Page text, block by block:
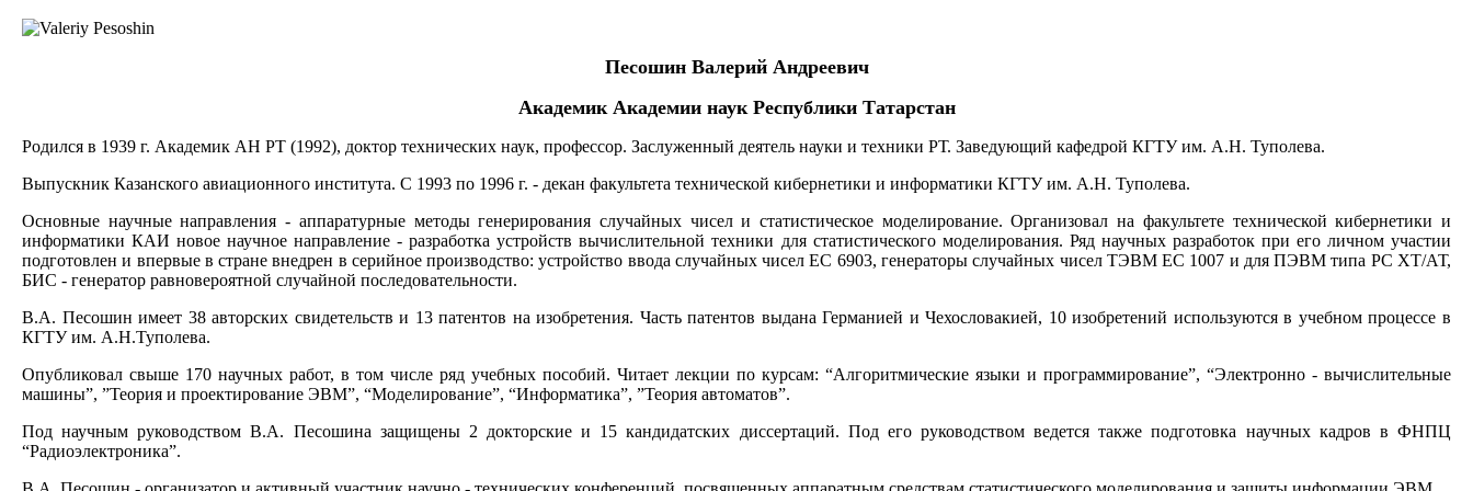
Песошин Валерий Андреевич
Академик Академии наук Республики Татарстан
Родился в 1939 г. Академик АН РТ (1992), доктор технических наук, профессор. Заслуженный деятель науки и техники РТ. Заведующий кафедрой КГТУ им. А.Н. Туполева.
Выпускник Казанского авиационного института. С 1993 по 1996 г. - декан факультета технической кибернетики и информатики КГТУ им. А.Н. Туполева.
Основные научные направления - аппаратурные методы генерирования случайных чисел и статистическое моделирование. Организовал на факультете технической кибернетики и
информатики КАИ новое научное направление - разработка устройств вычислительной техники для статистического моделирования. Ряд научных разработок при его личном участии
подготовлен и впервые в стране внедрен в серийное производство: устройство ввода случайных чисел ЕС 6903, генераторы случайных чисел ТЭВМ ЕС 1007 и для ПЭВМ типа РС ХТ/АТ,
БИС - генератор равновероятной случайной последовательности.
В.А. Песошин имеет 38 авторских свидетельств и 13 патентов на изобретения. Часть патентов выдана Германией и Чехословакией, 10 изобретений используются в учебном процессе в
КГТУ им. А.Н.Туполева.
Опубликовал свыше 170 научных работ, в том числе ряд учебных пособий. Читает лекции по курсам: “Алгоритмические языки и программирование”, “Электронно - вычислительные
машины”, ”Теория и проектирование ЭВМ”, “Моделирование”, “Информатика”, ”Теория автоматов”.
Под научным руководством В.А. Песошина защищены 2 докторские и 15 кандидатских диссертаций. Под его руководством ведется также подготовка научных кадров в ФНПЦ
“Радиоэлектроника”.